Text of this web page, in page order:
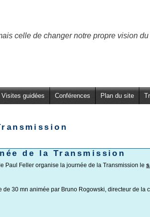
celle de changer notre propre vision
Visites guidées Conférences Plan du site
de la Transmission
Paul Feller organise la journée de la Transmission le
de 30 mn animée par Bruno Rogowski, directeur de la